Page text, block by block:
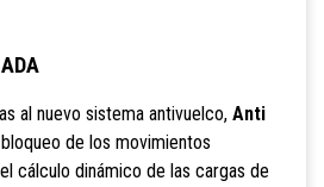
al nuevo sistema antivuelco, Anti
de los movimientos
cálculo dinámico de las cargas de